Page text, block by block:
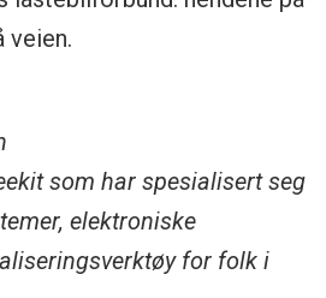
veien.
som har spesialisert seg
elektroniske
for folk i